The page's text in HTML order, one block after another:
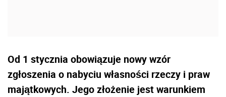
Od 1 stycznia obowiązuje nowy wzór
zgłoszenia o nabyciu własności rzeczy i praw
majątkowych. Jego złożenie jest warunkiem